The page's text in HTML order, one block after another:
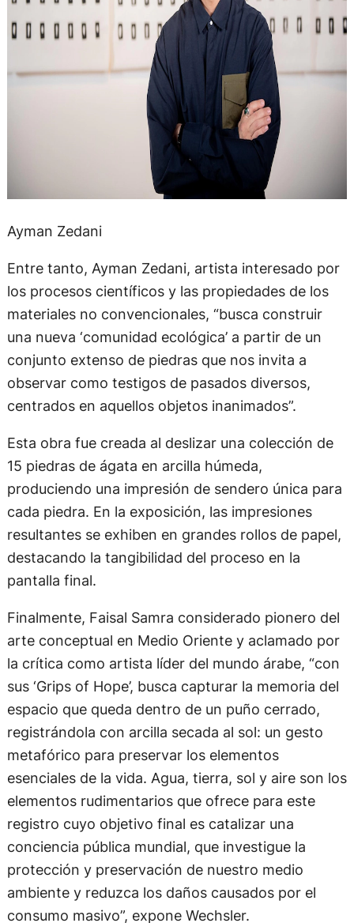
Ayman Zedani
Entre tanto, Ayman Zedani, artista interesado por
los procesos científicos y las propiedades de los
materiales no convencionales, “busca construir
una nueva ‘comunidad ecológica’ a partir de un
conjunto extenso de piedras que nos invita a
observar como testigos de pasados diversos,
centrados en aquellos objetos inanimados”.
Esta obra fue creada al deslizar una colección de
15 piedras de ágata en arcilla húmeda,
produciendo una impresión de sendero única para
cada piedra. En la exposición, las impresiones
resultantes se exhiben en grandes rollos de papel,
destacando la tangibilidad del proceso en la
pantalla final.
Finalmente, Faisal Samra considerado pionero del
arte conceptual en Medio Oriente y aclamado por
la crítica como artista líder del mundo árabe, “con
sus ‘Grips of Hope’, busca capturar la memoria del
espacio que queda dentro de un puño cerrado,
registrándola con arcilla secada al sol: un gesto
metafórico para preservar los elementos
esenciales de la vida. Agua, tierra, sol y aire son los
elementos rudimentarios que ofrece para este
registro cuyo objetivo final es catalizar una
conciencia pública mundial, que investigue la
protección y preservación de nuestro medio
ambiente y reduzca los daños causados por el
consumo masivo”, expone Wechsler.